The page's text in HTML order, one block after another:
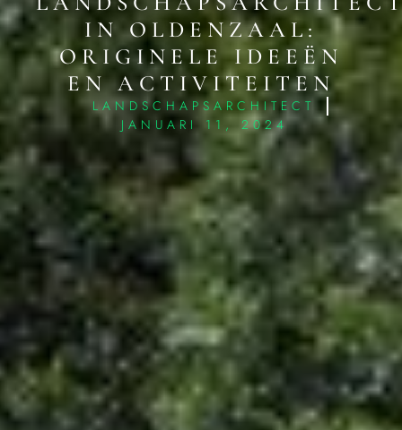
IN OLDENZAAL:
ORIGINELE IDEEËN
EN ACTIVITEITEN
LANDSCHAPSARCHITECT
JANUARI 11, 2024